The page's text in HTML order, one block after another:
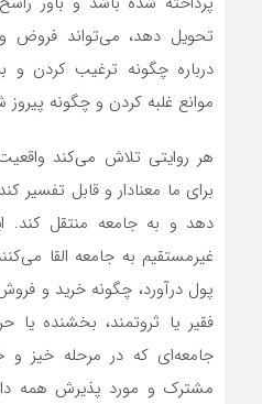
تحویل دهد، می‌تواند فروض
درباره چگونه ترغیب کردن و
موانع غلبه کردن و چگونه پیروز
هر روایتی تلاش می‌کند
برای ما معنادار و قابل تفسیر
دهد و به جامعه منتقل کند.
غیرمستقیم به جامعه القا
پول درآورد، چگونه خرید و
فقیر یا ثروتمند، بخشنده
جامعه‌ای که در مرحله خیز و
مشترک و مورد پذیرش همه